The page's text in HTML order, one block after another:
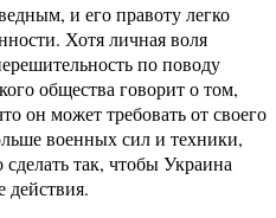
и его правоту легко
Хотя личная воля
по поводу
общества говорит о том,
он может требовать от своего
военных сил и техники,
так, чтобы Украина
действия.